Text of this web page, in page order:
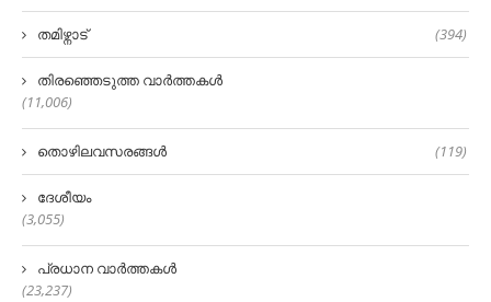
തമിഴ്നാട് (394)
തിരഞ്ഞെടുത്ത വാർത്തകൾ
(11,006)
തൊഴിലവസരങ്ങൾ (119)
ദേശീയം
(3,055)
പ്രധാന വാർത്തകൾ
(23,237)